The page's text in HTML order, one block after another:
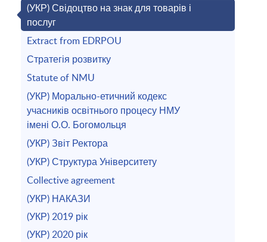
(УКР) Свідоцтво на знак для товарів і
послуг
Extract from EDRPOU
Стратегія розвитку
Statute of NMU
(УКР) Морально-етичний кодекс
учасників освітнього процесу НМУ
імені О.О. Богомольця
(УКР) Звіт Ректора
(УКР) Структура Університету
Collective agreement
(УКР) НАКАЗИ
(УКР) 2019 рік
(УКР) 2020 рік